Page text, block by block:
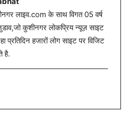
लाइव.com के साथ विगत 05 वर्ष
कुशीनगर लोकप्रिय न्यूज़ साइट
प्रतिदिन हजारों लोग साइट पर विजिट
है.